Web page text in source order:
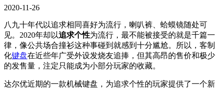
2020-11-26
八九十年代以追求相同喜好为流行，喇叭裤、蛤蟆镜随处可
见。2020年却以追求个性为流行，最不能被接受的就是千篇一
律，像公共场合撞衫这种事碰到就感到十分尴尬。所以，客制
化键盘在近些年广受外设发烧友追捧，但其高昂的售价和极少
的发售量，注定只能成为小部分玩家的收藏。
达尔优近期的一款机械键盘，为追求个性的玩家提供了一个新